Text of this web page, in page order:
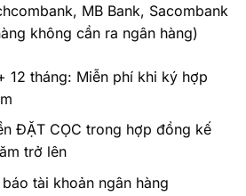
MB Bank, Sacombank
không cần ra ngân hàng)
12 tháng: Miễn phí khi ký hợp
ĐẶT CỌC trong hợp đồng kế
trở lên
tài khoản ngân hàng